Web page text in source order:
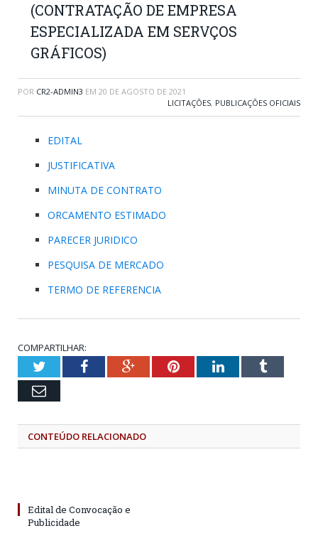
(CONTRATAÇÃO DE EMPRESA
ESPECIALIZADA EM SERVÇOS
GRÁFICOS)
POR CR2-ADMIN3 EM 20 DE AGOSTO DE 2021
LICITAÇÕES, PUBLICAÇÕES OFICIAIS
EDITAL
JUSTIFICATIVA
MINUTA DE CONTRATO
ORCAMENTO ESTIMADO
PARECER JURIDICO
PESQUISA DE MERCADO
TERMO DE REFERENCIA
COMPARTILHAR:
TwitterFacebookGoogle+PinterestLinkedInTumblr
Email
CONTEÚDO RELACIONADO
Edital de Convocação e
Publicidade